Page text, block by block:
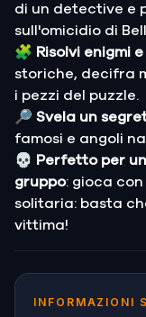
di un detective e
sull'omicidio di
🧩 Risolvi enigmi
storiche, decifra
i pezzi del puzzle.
🔎 Svela un
famosi e angoli
💀 Perfetto per
gruppo: gioca
solitaria: basta
vittima!
INFORMAZIONI